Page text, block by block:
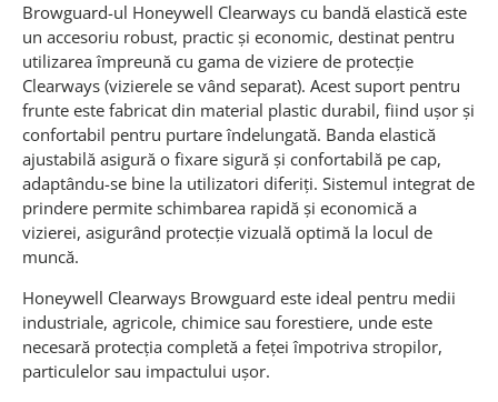
Browguard-ul Honeywell Clearways cu bandă elastică este
un accesoriu robust, practic și economic, destinat pentru
utilizarea împreună cu gama de viziere de protecție
Clearways (vizierele se vând separat). Acest suport pentru
frunte este fabricat din material plastic durabil, fiind ușor și
confortabil pentru purtare îndelungată. Banda elastică
ajustabilă asigură o fixare sigură și confortabilă pe cap,
adaptându-se bine la utilizatori diferiți. Sistemul integrat de
prindere permite schimbarea rapidă și economică a
vizierei, asigurând protecție vizuală optimă la locul de
muncă.
Honeywell Clearways Browguard este ideal pentru medii
industriale, agricole, chimice sau forestiere, unde este
necesară protecția completă a feței împotriva stropilor,
particulelor sau impactului ușor.